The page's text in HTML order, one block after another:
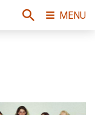
MENU